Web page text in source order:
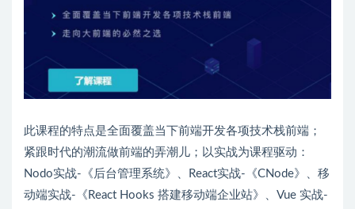
此课程的特点是全面覆盖当下前端开发各项技术栈前端；
紧跟时代的潮流做前端的弄潮儿；以实战为课程驱动：
Nodo实战-《后台管理系统》、React实战-《CNode》、移
动端实战-《React Hooks 搭建移动端企业站》、Vue 实战-